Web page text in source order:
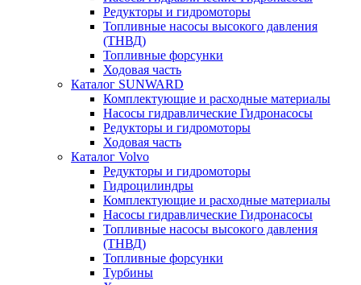
Редукторы и гидромоторы
Топливные насосы высокого давления
(ТНВД)
Топливные форсунки
Ходовая часть
Каталог SUNWARD
Комплектующие и расходные материалы
Насосы гидравлические Гидронасосы
Редукторы и гидромоторы
Ходовая часть
Каталог Volvo
Редукторы и гидромоторы
Гидроцилиндры
Комплектующие и расходные материалы
Насосы гидравлические Гидронасосы
Топливные насосы высокого давления
(ТНВД)
Топливные форсунки
Турбины